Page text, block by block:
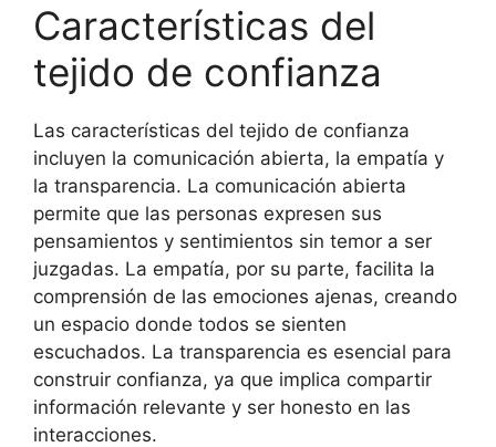
Características del
tejido de confianza
Las características del tejido de confianza
incluyen la comunicación abierta, la empatía y
la transparencia. La comunicación abierta
permite que las personas expresen sus
pensamientos y sentimientos sin temor a ser
juzgadas. La empatía, por su parte, facilita la
comprensión de las emociones ajenas, creando
un espacio donde todos se sienten
escuchados. La transparencia es esencial para
construir confianza, ya que implica compartir
información relevante y ser honesto en las
interacciones.